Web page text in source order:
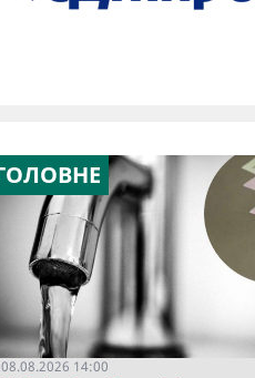
08.08.2026 14:00